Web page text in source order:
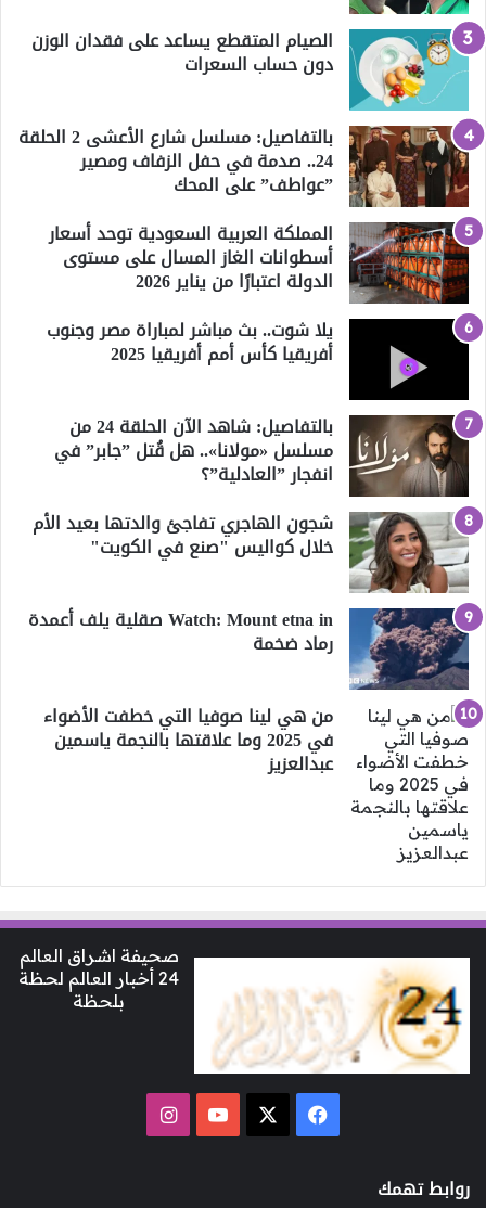
الصيام المتقطع يساعد على فقدان الوزن
دون حساب السعرات
بالتفاصيل: مسلسل شارع الأعشى 2 الحلقة
24.. صدمة في حفل الزفاف ومصير
”عواطف” على المحك
المملكة العربية السعودية توحد أسعار
أسطوانات الغاز المسال على مستوى
الدولة اعتبارًا من يناير 2026
يلا شوت.. بث مباشر لمباراة مصر وجنوب
أفريقيا كأس أمم أفريقيا 2025
بالتفاصيل: شاهد الآن الحلقة 24 من
مسلسل «مولانا».. هل قُتل ”جابر” في
انفجار ”العادلية”؟
شجون الهاجري تفاجئ والدتها بعيد الأم
خلال كواليس "صنع في الكويت"
Watch: Mount etna in صقلية يلف أعمدة
رماد ضخمة
من هي لينا صوفيا التي خطفت الأضواء
في 2025 وما علاقتها بالنجمة ياسمين
عبدالعزيز
صحيفة اشراق العالم
24 أخبار العالم لحظة
بلحظة
فيسبوك ‫YouTubeانستقرام
روابط تهمك